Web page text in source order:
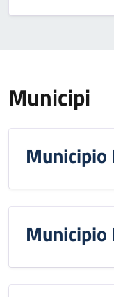
Municipi
Municipio
Municipio